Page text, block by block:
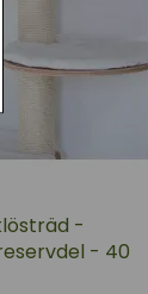
-
- 40